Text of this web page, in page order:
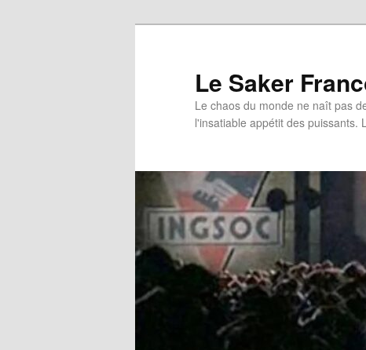
Le Saker
Le chaos du monde ne naît pas
l'insatiable appétit des puissants.